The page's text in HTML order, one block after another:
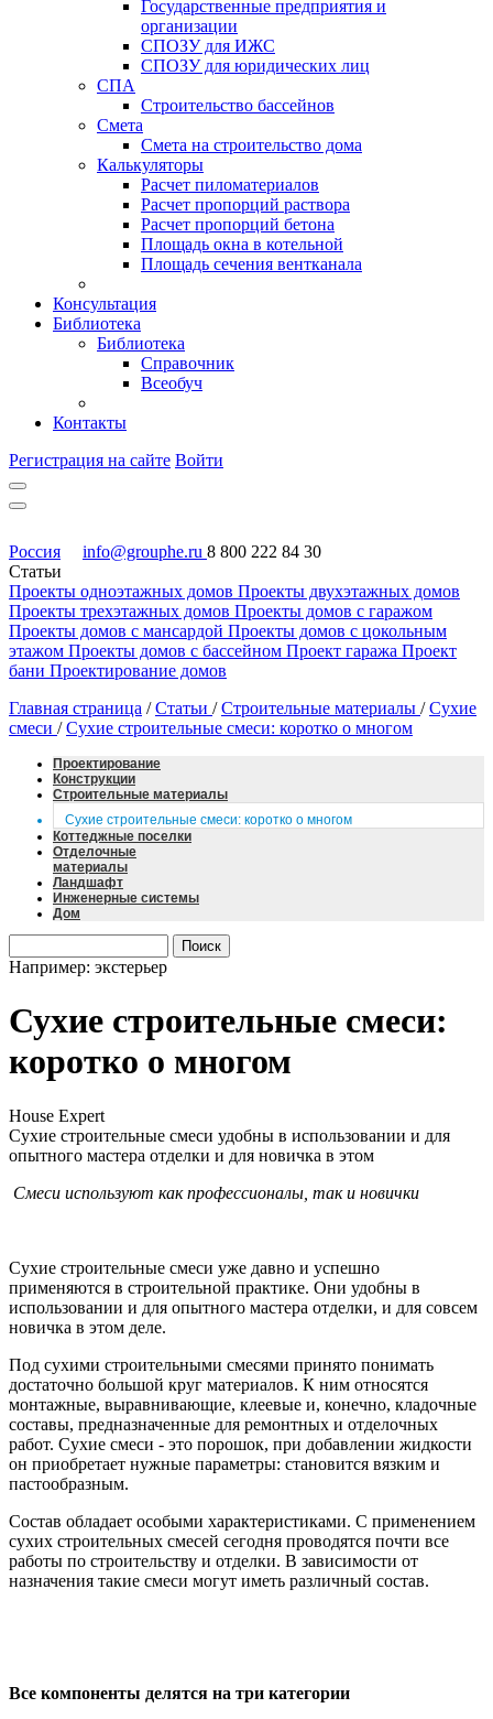
Государственные предприятия и
организации
СПОЗУ для ИЖС
СПОЗУ для юридических лиц
СПА
Строительство бассейнов
Смета
Смета на строительство дома
Калькуляторы
Расчет пиломатериалов
Расчет пропорций раствора
Расчет пропорций бетона
Площадь окна в котельной
Площадь сечения вентканала
Консультация
Библиотека
Библиотека
Справочник
Всеобуч
Контакты
Регистрация на сайте Войти
Россия info@grouphe.ru 8 800 222 84 30
Статьи
Проекты одноэтажных домов Проекты двухэтажных домов
Проекты трехэтажных домов Проекты домов с гаражом
Проекты домов с мансардой Проекты домов с цокольным
этажом Проекты домов с бассейном Проект гаража Проект
бани Проектирование домов
Главная страница / Статьи / Строительные материалы / Сухие
смеси / Сухие строительные смеси: коротко о многом
Проектирование
Конструкции
Строительные материалы
Сухие строительные смеси: коротко о многом
Коттеджные поселки
Отделочные
материалы
Ландшафт
Инженерные системы
Дом
Например: экстерьер
Сухие строительные смеси:
коротко о многом
House Expert
Сухие строительные смеси удобны в использовании и для
опытного мастера отделки и для новичка в этом
Смеси используют как профессионалы, так и новички
Сухие строительные смеси уже давно и успешно
применяются в строительной практике. Они удобны в
использовании и для опытного мастера отделки, и для совсем
новичка в этом деле.
Под сухими строительными смесями принято понимать
достаточно большой круг материалов. К ним относятся
монтажные, выравнивающие, клеевые и, конечно, кладочные
составы, предназначенные для ремонтных и отделочных
работ. Сухие смеси - это порошок, при добавлении жидкости
он приобретает нужные параметры: становится вязким и
пастообразным.
Состав обладает особыми характеристиками. С применением
сухих строительных смесей сегодня проводятся почти все
работы по строительству и отделки. В зависимости от
назначения такие смеси могут иметь различный состав.
Все компоненты делятся на три категории